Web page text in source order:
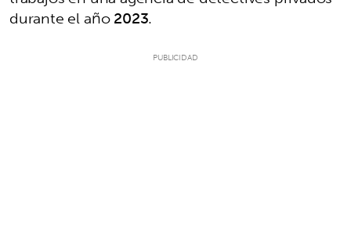
durante el año2023.